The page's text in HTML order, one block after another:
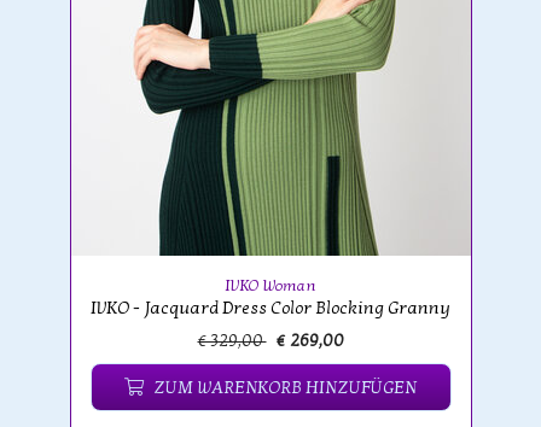
IVKO Woman
IVKO - Jacquard Dress Color Blocking Granny
€ 329,00 € 269,00
ZUM WARENKORB HINZUFÜGEN